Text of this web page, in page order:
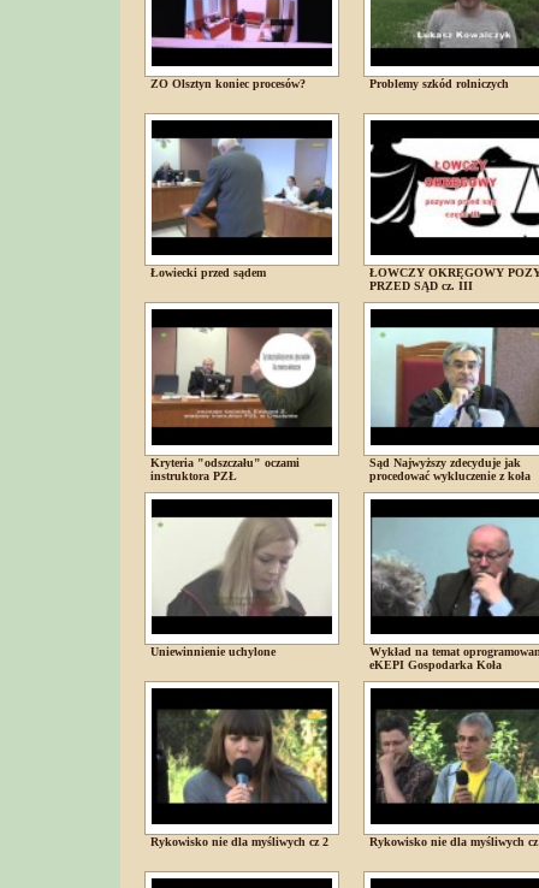
ZO Olsztyn koniec procesów? Problemy szkód rolniczych
Łowiecki przed sądem
ŁOWCZY OKRĘGOWY
PRZED SĄD cz. III
Kryteria "odszczału" oczami
instruktora PZŁ
Sąd Najwyższy zdecyduje jak
procedować wykluczenie z koła
Uniewinnienie uchylone
Wykład na temat
eKEPI Gospodarka Koła
Rykowisko nie dla myśliwych cz 2 Rykowisko nie dla myśliwych